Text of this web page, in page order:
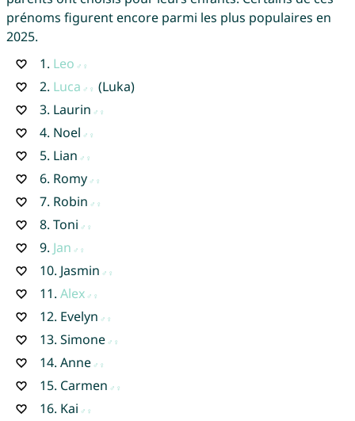
prénoms figurent encore parmi les plus populaires en
2025.
1. Leo
2. Luca
(Luka)
3. Laurin
4. Noel
5. Lian
6. Romy
7. Robin
8. Toni
9. Jan
10. Jasmin
11. Alex
12. Evelyn
13. Simone
14. Anne
15. Carmen
16. Kai